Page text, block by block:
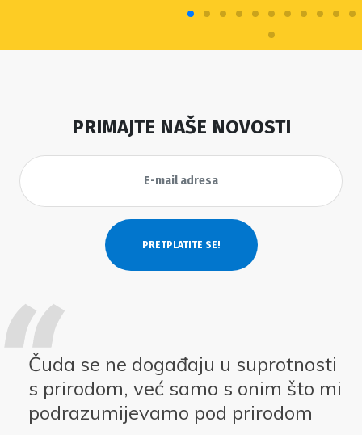
PRIMAJTE NAŠE NOVOSTI
Čuda se ne događaju u suprotnosti
s prirodom, već samo s onim što mi
podrazumijevamo pod prirodom